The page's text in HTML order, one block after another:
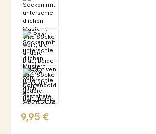
Regulärer Preis:
9,95 €